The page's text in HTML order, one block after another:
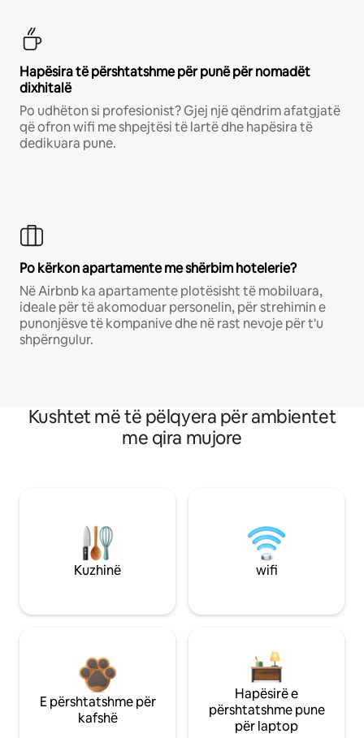
Hapësira të përshtatshme për punë për nomadët
dixhitalë
Po udhëton si profesionist? Gjej një qëndrim afatgjatë
që ofron wifi me shpejtësi të lartë dhe hapësira të
dedikuara pune.
Po kërkon apartamente me shërbim hotelerie?
Në Airbnb ka apartamente plotësisht të mobiluara,
ideale për të akomoduar personelin, për strehimin e
punonjësve të kompanive dhe në rast nevoje për t'u
shpërngulur.
Kushtet më të pëlqyera për ambientet
me qira mujore
Kuzhinë wifi
E përshtatshme për
kafshë
Hapësirë e
përshtatshme pune
për laptop